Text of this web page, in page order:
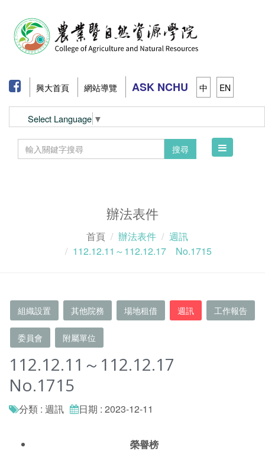
興大首頁 網站導覽 ASK NCHU 中 EN
Select Language ▼
搜尋
Toggle
辦法表件
首頁 辦法表件
週訊
112.12.11～112.12.17 No.1715
組織設置 其他院務 場地租借 週訊 工作報告
委員會 附屬單位
112.12.11～112.12.17
No.1715
分類 : 週訊 日期 : 2023-12-11
榮譽榜